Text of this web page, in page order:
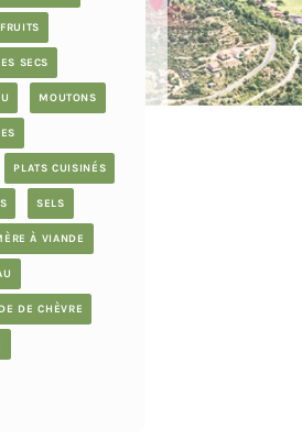
SECS
MOUTONS
PLATS CUISINÉS
SELS
À VIANDE
DE CHÈVRE